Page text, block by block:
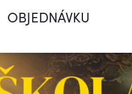
OBJEDNÁVKU